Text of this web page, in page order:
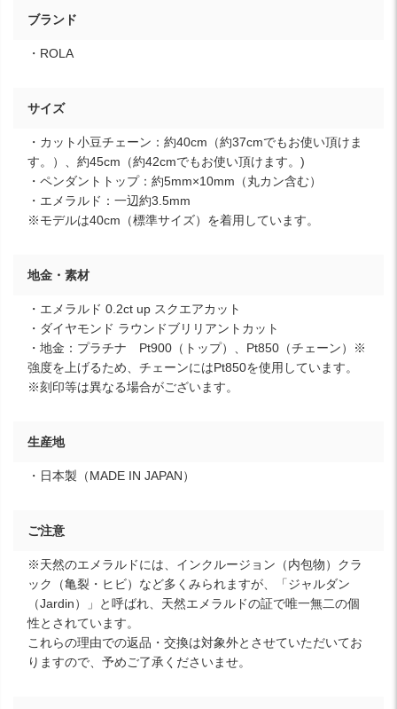
ブランド
・ROLA
サイズ
・カット小豆チェーン：約40cm（約37cmでもお使い頂けま
す。）、約45cm（約42cmでもお使い頂けます。)
・ペンダントトップ：約5mm×10mm（丸カン含む）
・エメラルド：一辺約3.5mm
※モデルは40cm（標準サイズ）を着用しています。
地金・素材
・エメラルド 0.2ct up スクエアカット
・ダイヤモンド ラウンドブリリアントカット
・地金：プラチナ Pt900（トップ）、Pt850（チェーン）※
強度を上げるため、チェーンにはPt850を使用しています。
※刻印等は異なる場合がございます。
生産地
・日本製（MADE IN JAPAN）
ご注意
※天然のエメラルドには、インクルージョン（内包物）クラ
ック（亀裂・ヒビ）など多くみられますが、「ジャルダン
（Jardin）」と呼ばれ、天然エメラルドの証で唯一無二の個
性とされています。
これらの理由での返品・交換は対象外とさせていただいてお
りますので、予めご了承くださいませ。